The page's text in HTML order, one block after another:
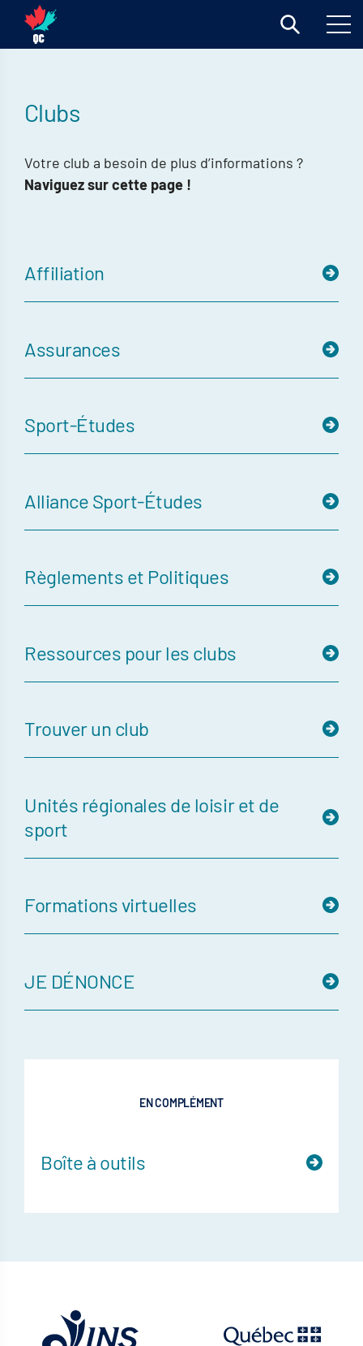
Clubs
Votre club a besoin de plus d’informations ?
Naviguez sur cette page !
Affiliation
Assurances
Sport-Études
Alliance Sport-Études
Règlements et Politiques
Ressources pour les clubs
Trouver un club
Unités régionales de loisir et de
sport
Formations virtuelles
JE DÉNONCE
EN COMPLÉMENT
Boîte à outils